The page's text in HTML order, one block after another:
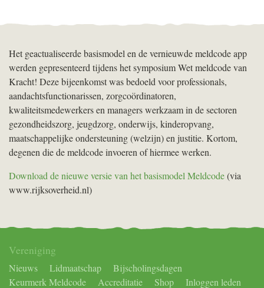
Het geactualiseerde basismodel en de vernieuwde meldcode app
werden gepresenteerd tijdens het symposium Wet meldcode van
Kracht! Deze bijeenkomst was bedoeld voor professionals,
aandachtsfunctionarissen, zorgcoördinatoren,
kwaliteitsmedewerkers en managers werkzaam in de sectoren
gezondheidszorg, jeugdzorg, onderwijs, kinderopvang,
maatschappelijke ondersteuning (welzijn) en justitie. Kortom,
degenen die de meldcode invoeren of hiermee werken.
Download de nieuwe versie van het basismodel Meldcode(via
www.rijksoverheid.nl)
Vereniging
Nieuws Lidmaatschap
Bijscholingsdagen
Keurmerk Meldcode
Accreditatie Shop Inloggen leden